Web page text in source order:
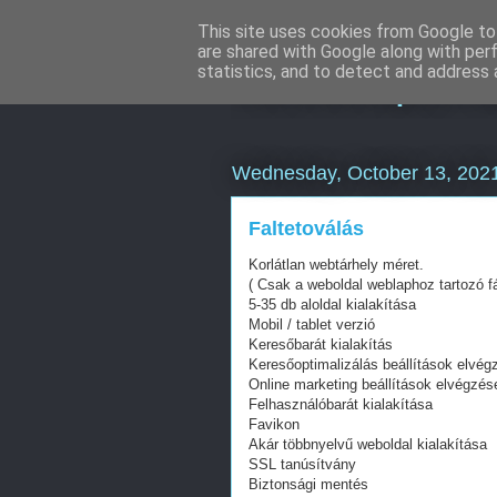
Wednesday, October 13,
Faltetoválás
Korlátlan webtárhely méret.
( Csak a weboldal weblaphoz tartozó
5-35 db aloldal kialakítása
Mobil / tablet verzió
Keresőbarát kialakítás
Keresőoptimalizálás beállítások
Online marketing beállítások
Felhasználóbarát kialakítása
Favikon
Akár többnyelvű weboldal kialakítása
SSL tanúsítvány
Biztonsági mentés
This site uses cookies from Google
are shared with Google along with
statistics, and to detect and address